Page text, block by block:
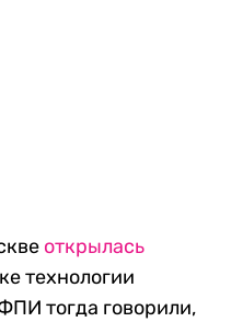
открылась
технологии
тогда говорили,